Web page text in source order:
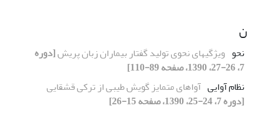
ن
نحو ویژگیهای نحوی تولید گفتار بیماران زبان پریش[دوره
7، 26-27، 1390، صفحه 89-110]
نظام آوایی آواهای متمایز گویش طیبی از ترکی قشقایی
[دوره 7، 24-25، 1390، صفحه 15-26]